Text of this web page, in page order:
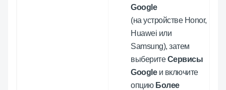
Google
(на устройстве Honor,
Huawei или
Samsung), затем
выберитеСервисы
Googleи включите
опцию Более